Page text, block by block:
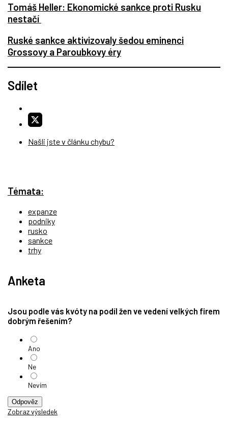
Tomáš Heller: Ekonomické sankce proti Rusku
nestačí
Ruské sankce aktivizovaly šedou eminenci
Grossovy a Paroubkovy éry
Sdílet
Našli jste v článku chybu?
Témata:
expanze
podniky
rusko
sankce
trhy
Anketa
Jsou podle vás kvóty na podíl žen ve vedení velkých firem
dobrým řešením?
Ano
Ne
Nevím
Odpověz
Zobraz výsledek